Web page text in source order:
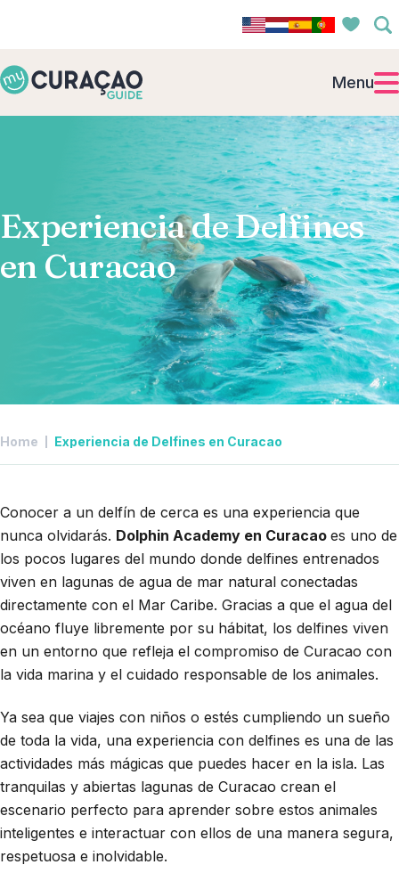
Menu
Experiencia de Delfines
en Curacao
Home Experiencia de Delfines en Curacao
Conocer a un delfín de cerca es una experiencia que
nunca olvidarás. Dolphin Academy en Curacao es uno de
los pocos lugares del mundo donde delfines entrenados
viven en lagunas de agua de mar natural conectadas
directamente con el Mar Caribe. Gracias a que el agua del
océano fluye libremente por su hábitat, los delfines viven
en un entorno que refleja el compromiso de Curacao con
la vida marina y el cuidado responsable de los animales.
Ya sea que viajes con niños o estés cumpliendo un sueño
de toda la vida, una experiencia con delfines es una de las
actividades más mágicas que puedes hacer en la isla. Las
tranquilas y abiertas lagunas de Curacao crean el
escenario perfecto para aprender sobre estos animales
inteligentes e interactuar con ellos de una manera segura,
respetuosa e inolvidable.